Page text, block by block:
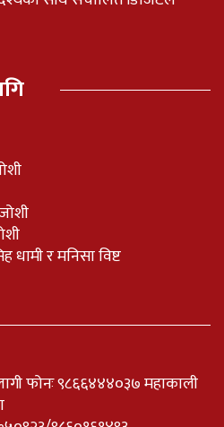
धामी र मनिसा विष्ट
फोनः ९८६६४४४०३७ महाकाली